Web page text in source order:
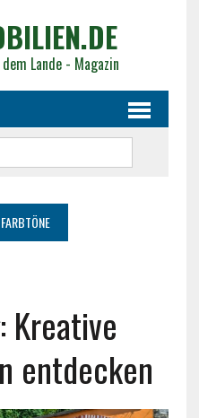
Lande - Magazin
FARBTÖNE
Kreative
entdecken